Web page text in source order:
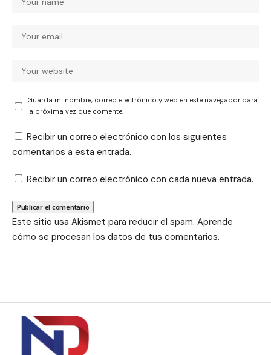
Guarda mi nombre, correo electrónico y web en este navegador para
la próxima vez que comente.
Recibir un correo electrónico con los siguientes
comentarios a esta entrada.
Recibir un correo electrónico con cada nueva entrada.
Este sitio usa Akismet para reducir el spam. Aprende
cómo se procesan los datos de tus comentarios.